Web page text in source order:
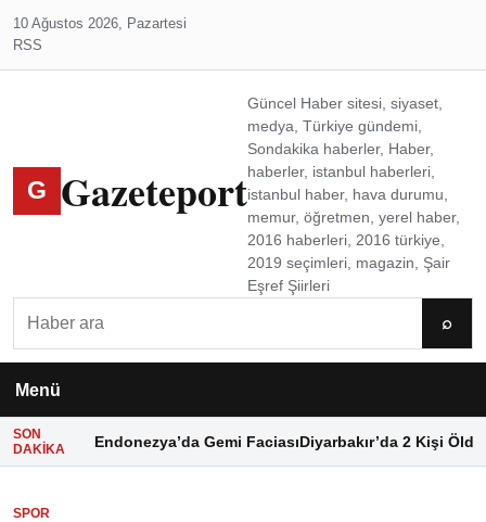
10 Ağustos 2026, Pazartesi
RSS
G Gazeteport
Güncel Haber sitesi, siyaset,
medya, Türkiye gündemi,
Sondakika haberler, Haber,
haberler, istanbul haberleri,
istanbul haber, hava durumu,
memur, öğretmen, yerel haber,
2016 haberleri, 2016 türkiye,
2019 seçimleri, magazin, Şair
Eşref Şiirleri
⌕
Menü
SON
DAKIKA
Endonezya’da Gemi FaciasıDiyarbakır’da 2 Kişi Öldü
SPOR